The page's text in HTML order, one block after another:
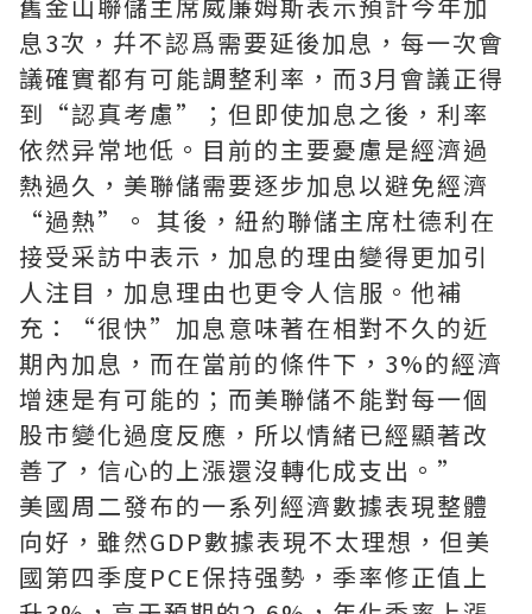
息3次，幷不認爲需要延後加息，每一次會
議確實都有可能調整利率，而3月會議正得
到“認真考慮”；但即使加息之後，利率
依然异常地低。目前的主要憂慮是經濟過
熱過久，美聯儲需要逐步加息以避免經濟
“過熱”。 其後，紐約聯儲主席杜德利在
接受采訪中表示，加息的理由變得更加引
人注目，加息理由也更令人信服。他補
充：“很快”加息意味著在相對不久的近
期內加息，而在當前的條件下，3%的經濟
增速是有可能的；而美聯儲不能對每一個
股市變化過度反應，所以情緒已經顯著改
善了，信心的上漲還沒轉化成支出。”
美國周二發布的一系列經濟數據表現整體
向好，雖然GDP數據表現不太理想，但美
國第四季度PCE保持强勢，季率修正值上